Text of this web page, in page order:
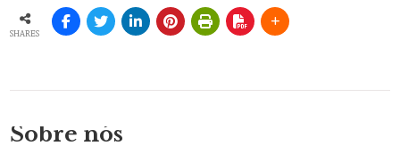
SHARES
Sobre nós